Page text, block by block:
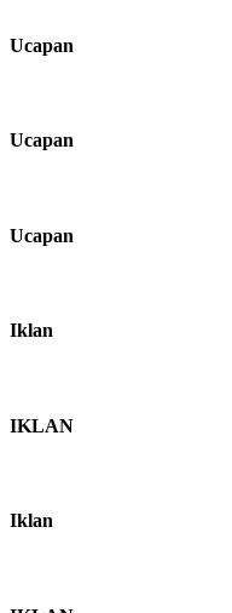
Ucapan
Ucapan
Ucapan
Iklan
IKLAN
Iklan